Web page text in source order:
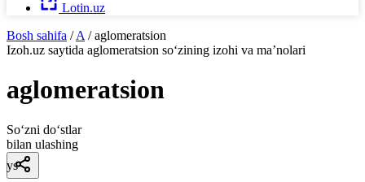
Lotin.uz
Bosh sahifa / A / aglomeratsion
Izoh.uz saytida aglomeratsion so‘zining izohi va ma’nolari
aglomeratsion
So‘zni do‘stlar
bilan ulashing
ys